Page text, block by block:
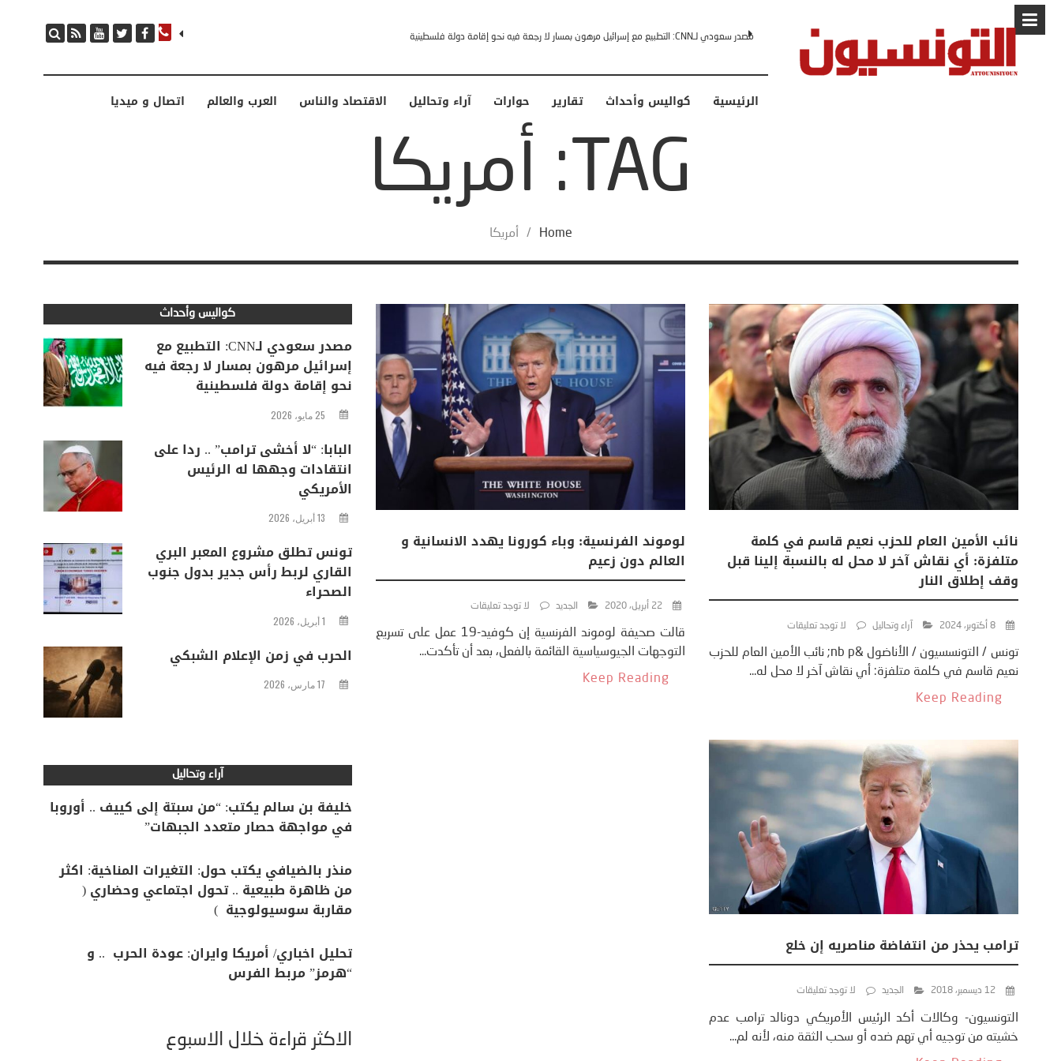
مصدر سعودي لـCNN: التطبيع مع إسرائيل مرهون بمسار لا رجعة فيه نحو إقامة دولة فلسطينية
الرئيسية كواليس وأحداث تقارير حوارات آراء وتحاليل الاقتصاد والناس العرب والعالم اتصال و ميديا
TAG: أمريكا
Home
/ أمريكا
نائب الأمين العام للحزب نعيم قاسم في كلمة
متلفزة: أي نقاش آخر لا محل له بالنسبة إلينا قبل
وقف إطلاق النار
8 أكتوبر، 2024 آراء وتحاليل لا توجد تعليقات
تونس / التونسسيون / الأناضول &nb p; نائب الأمين العام للحزب
نعيم قاسم في كلمة متلفزة: أي نقاش آخر لا محل له...
Keep Reading
لوموند الفرنسية: وباء كورونا يهدد الانسانية و
العالم دون زعيم
22 أبريل، 2020 الجديد لا توجد تعليقات
قالت صحيفة لوموند الفرنسية إن كوفيد-19 عمل على تسريع
التوجهات الجيوسياسية القائمة بالفعل، بعد أن تأكدت...
Keep Reading
ترامب يحذر من انتفاضة مناصريه إن خلع
12 ديسمبر، 2018 الجديد لا توجد تعليقات
التونسيون- وكالات أكد الرئيس الأمريكي دونالد ترامب عدم
خشيته من توجيه أي تهم ضده أو سحب الثقة منه، لأنه لم...
كواليس وأحداث
مصدر سعودي لـCNN: التطبيع مع
إسرائيل مرهون بمسار لا رجعة فيه
نحو إقامة دولة فلسطينية
25 مايو، 2026
البابا: “لا أخشى ترامب” .. ردا على
انتقادات وجهها له الرئيس
الأمريكي
13 أبريل، 2026
تونس تطلق مشروع المعبر البري
القاري لربط رأس جدير بدول جنوب
الصحراء
1 أبريل، 2026
الحرب في زمن الإعلام الشبكي
17 مارس، 2026
آراء وتحاليل
خليفة بن سالم يكتب: “من سبتة إلى كييف .. أوروبا
في مواجهة حصار متعدد الجبهات”
منذر بالضيافي يكتب حول: التغيرات المناخية: اكثر
من ظاهرة طبيعية .. تحول اجتماعي وحضاري (
مقاربة سوسيولوجية )
تحليل اخباري/ أمريكا وايران: عودة الحرب .. و
“هرمز” مربط الفرس
الأكثر قراءة خلال الأسبوع